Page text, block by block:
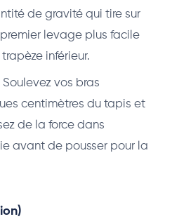
de gravité qui tire sur
levage plus facile
inférieur.
Soulevez vos bras
centimètres du tapis et
de la force dans
avant de pousser pour la